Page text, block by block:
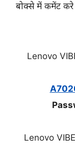
बोक्से में कमेंट करे
Lenovo
Lenovo